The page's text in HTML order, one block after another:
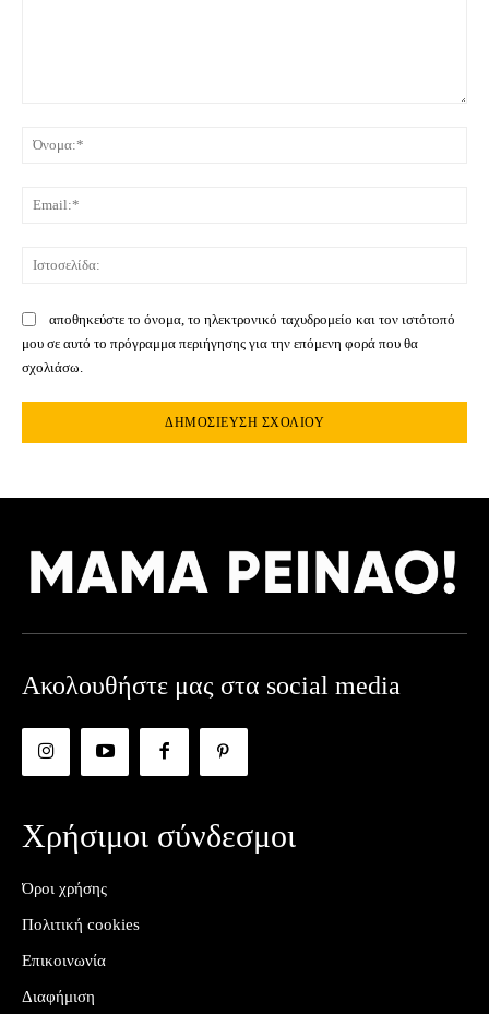
αποθηκεύστε το όνομα, το ηλεκτρονικό ταχυδρομείο και τον ιστότοπό
μου σε αυτό το πρόγραμμα περιήγησης για την επόμενη φορά που θα
σχολιάσω.
Ακολουθήστε μας στα social media
Χρήσιμοι σύνδεσμοι
Όροι χρήσης
Πολιτική cookies
Επικοινωνία
Διαφήμιση